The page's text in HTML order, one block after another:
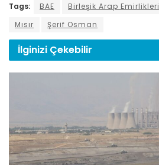
Tags: BAE Birleşik Arap Emirlikleri
Mısır
Şerif Osman
İlginizi Çekebilir